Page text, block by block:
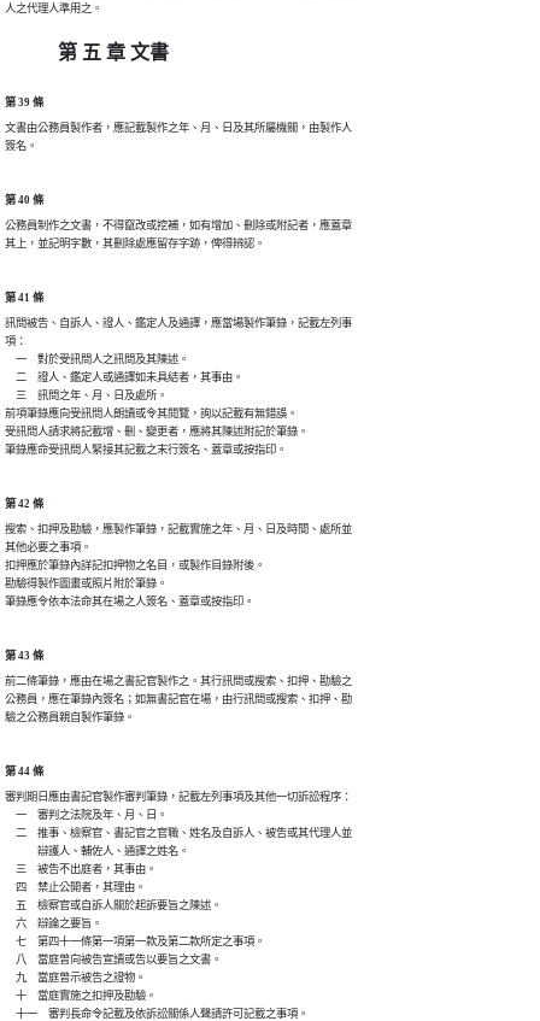
人之代理人準用之。
第 五 章 文書
第 39 條
文書由公務員製作者，應記載製作之年、月、日及其所屬機關，由製作人
簽名。
第 40 條
公務員制作之文書，不得竄改或挖補，如有增加、刪除或附記者，應蓋章
其上，並記明字數，其刪除處應留存字跡，俾得辨認。
第 41 條
訊問被告、自訴人、證人、鑑定人及通譯，應當場製作筆錄，記載左列事
項：
一　對於受訊問人之訊問及其陳述。
二　證人、鑑定人或通譯如未具結者，其事由。
三　訊問之年、月、日及處所。
前項筆錄應向受訊問人朗讀或令其閱覽，詢以記載有無錯誤。
受訊問人請求將記載增、刪、變更者，應將其陳述附記於筆錄。
筆錄應命受訊問人緊接其記載之末行簽名、蓋章或按指印。
第 42 條
搜索、扣押及勘驗，應製作筆錄，記載實施之年、月、日及時間、處所並
其他必要之事項。
扣押應於筆錄內詳記扣押物之名目，或製作目錄附後。
勘驗得製作圖畫或照片附於筆錄。
筆錄應令依本法命其在場之人簽名、蓋章或按指印。
第 43 條
前二條筆錄，應由在場之書記官製作之。其行訊問或搜索、扣押、勘驗之
公務員，應在筆錄內簽名；如無書記官在場，由行訊問或搜索、扣押、勘
驗之公務員親自製作筆錄。
第 44 條
審判期日應由書記官製作審判筆錄，記載左列事項及其他一切訴訟程序：
一　審判之法院及年、月、日。
二　推事、檢察官、書記官之官職、姓名及自訴人、被告或其代理人並
辯護人、輔佐人、通譯之姓名。
三　被告不出庭者，其事由。
四　禁止公開者，其理由。
五　檢察官或自訴人關於起訴要旨之陳述。
六　辯論之要旨。
七　第四十一條第一項第一款及第二款所定之事項。
八　當庭曾向被告宣讀或告以要旨之文書。
九　當庭曾示被告之證物。
十　當庭實施之扣押及勘驗。
十一　審判長命令記載及依訴訟關係人聲請許可記載之事項。